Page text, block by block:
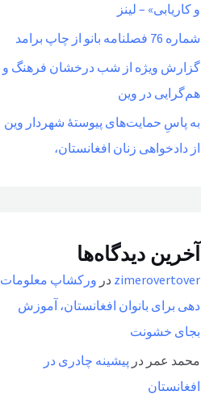
و کاریابی» – لینز
شماره 76 فصلنامه بانو از چاپ برامد
گزارش ویژه از شب درخشان فرهنگ و
هم‌گرایی در وین
به پاسِ حمایت‌های پیوستهٔ شهردار وین
از دادخواهی زنان افغانستان،
آخرین دیدگاه‌ها
zimerovertover در ورکشاپ معلومات
دهی برای بانوان افغانستان، آموزش
بجای خشونت
محمد عمر در پیشینه چادری در
افغانستان